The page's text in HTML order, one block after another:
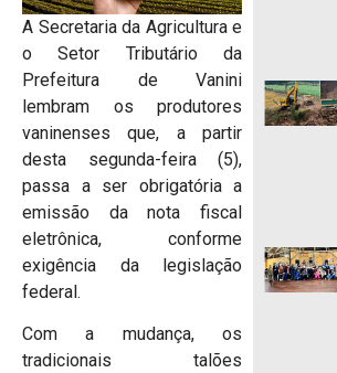
A Secretaria da Agricultura e
o Setor Tributário da
Prefeitura de Vanini
lembram os produtores
vaninenses que, a partir
desta segunda-feira (5),
passa a ser obrigatória a
emissão da nota fiscal
eletrônica, conforme
exigência da legislação
federal.
Com a mudança, os
tradicionais talões